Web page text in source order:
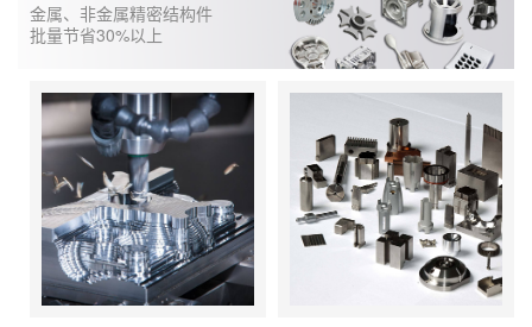
金属、非金属精密结构件
批量节省30%以上